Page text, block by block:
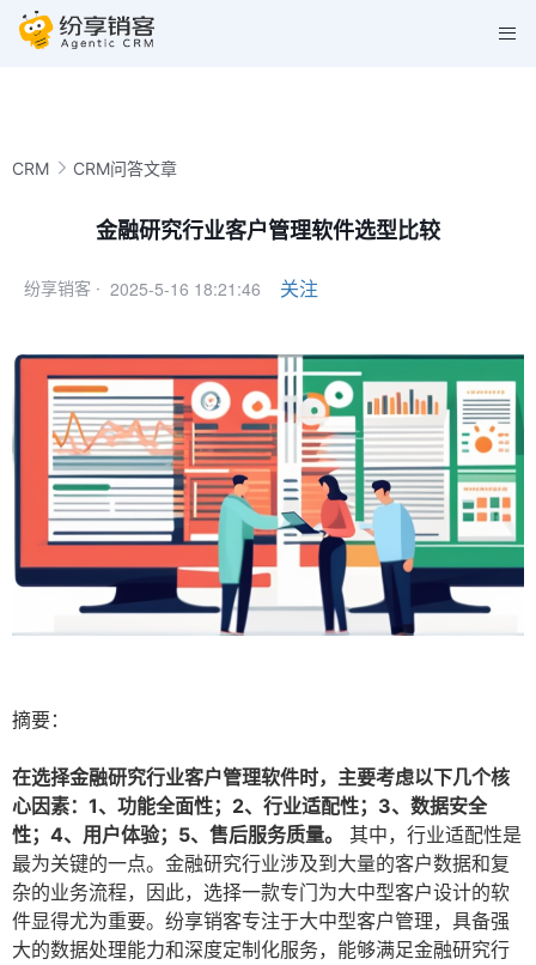
CRM CRM问答文章
金融研究行业客户管理软件选型比较
纷享销客 · 2025-5-16 18:21:46 关注
摘要：
在选择金融研究行业客户管理软件时，主要考虑以下几个核
心因素：1、功能全面性；2、行业适配性；3、数据安全
性；4、用户体验；5、售后服务质量。
其中，行业适配性是
最为关键的一点。金融研究行业涉及到大量的客户数据和复
杂的业务流程，因此，选择一款专门为大中型客户设计的软
件显得尤为重要。纷享销客专注于大中型客户管理，具备强
大的数据处理能力和深度定制化服务，能够满足金融研究行